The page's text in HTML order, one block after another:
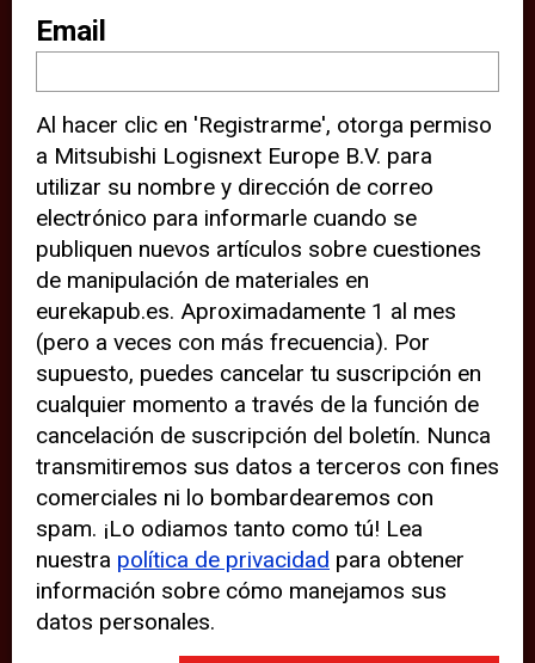
sitio web (por ejemplo, ofreciéndole
información de ubicación). Estas
terceras partes también definen
cookies en su dispositivo y pueden
rastrear su comportamiento en
internet. Al hacer clic en “Aceptar”,
significa que está de acuerdo con el
uso de cookies analíticas y de
terceros para tener una experiencia
óptima en nuestro sitio web. Si
elige “Declinar” el uso de cookies
analíticas y de terceros, evitará que
terceras partes rastreen su
comportamiento en nuestro sitio
web, aunque pueden aparecer
problemas técnicos con el sitio
web. Para obtener más
Email
Al hacer clic en 'Registrarme', otorga permiso
a Mitsubishi Logisnext Europe B.V. para
utilizar su nombre y dirección de correo
electrónico para informarle cuando se
publiquen nuevos artículos sobre cuestiones
de manipulación de materiales en
eurekapub.es. Aproximadamente 1 al mes
(pero a veces con más frecuencia). Por
supuesto, puedes cancelar tu suscripción en
cualquier momento a través de la función de
cancelación de suscripción del boletín. Nunca
transmitiremos sus datos a terceros con fines
comerciales ni lo bombardearemos con
spam. ¡Lo odiamos tanto como tú! Lea
nuestra política de privacidad para obtener
información sobre cómo manejamos sus
datos personales.